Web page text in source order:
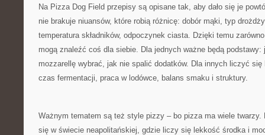
Na Pizza Dog Field przepisy są opisane tak, aby dało się je
nie brakuje niuansów, które robią różnicę: dobór mąki, typ
temperatura składników, odpoczynek ciasta. Dzięki temu
mogą znaleźć coś dla siebie. Dla jednych ważne będą
mozzarellę wybrać, jak nie spalić dodatków. Dla innych liczyć
czas fermentacji, praca w lodówce, balans smaku i struktury.
Ważnym tematem są też style pizzy – bo pizza ma wiele twarzy.
się w świecie neapolitańskiej, gdzie liczy się lekkość środka i